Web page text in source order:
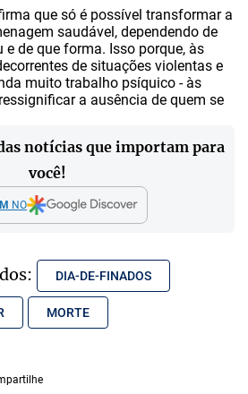
que só é possível transformar a
saudável, dependendo de
e de que forma. Isso porque, às
de situações violentas e
muito trabalho psíquico - às
a ausência de quem se
notícias que importam para
você!
NO
DIA-DE-FINADOS
MORTE